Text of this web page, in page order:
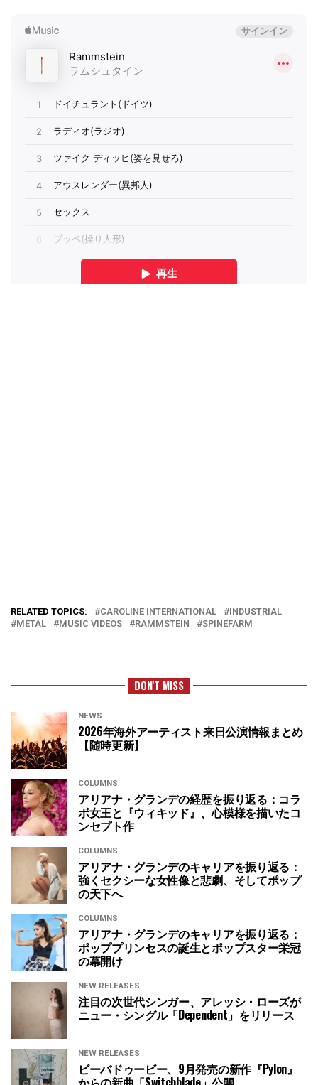
RELATED TOPICS: CAROLINE INTERNATIONAL
INDUSTRIAL
METAL
MUSIC VIDEOS RAMMSTEIN SPINEFARM
DON'T MISS
NEWS
2026年海外アーティスト来日公演情報まとめ
【随時更新】
COLUMNS
アリアナ・グランデの経歴を振り返る：コラ
ボ女王と『ウィキッド』、心模様を描いたコ
ンセプト作
COLUMNS
アリアナ・グランデのキャリアを振り返る：
強くセクシーな女性像と悲劇、そしてポップ
の天下へ
COLUMNS
アリアナ・グランデのキャリアを振り返る：
ポッププリンセスの誕生とポップスター栄冠
の幕開け
NEW RELEASES
注目の次世代シンガー、アレッシ・ローズが
ニュー・シングル「Dependent」をリリース
NEW RELEASES
ビーバドゥービー、9月発売の新作『Pylon』